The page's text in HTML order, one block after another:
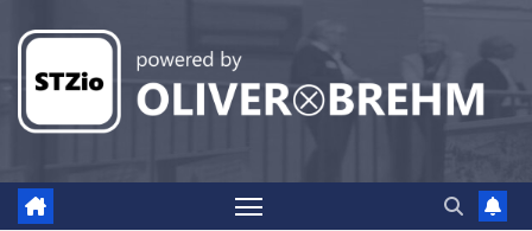
Inhalt
springen